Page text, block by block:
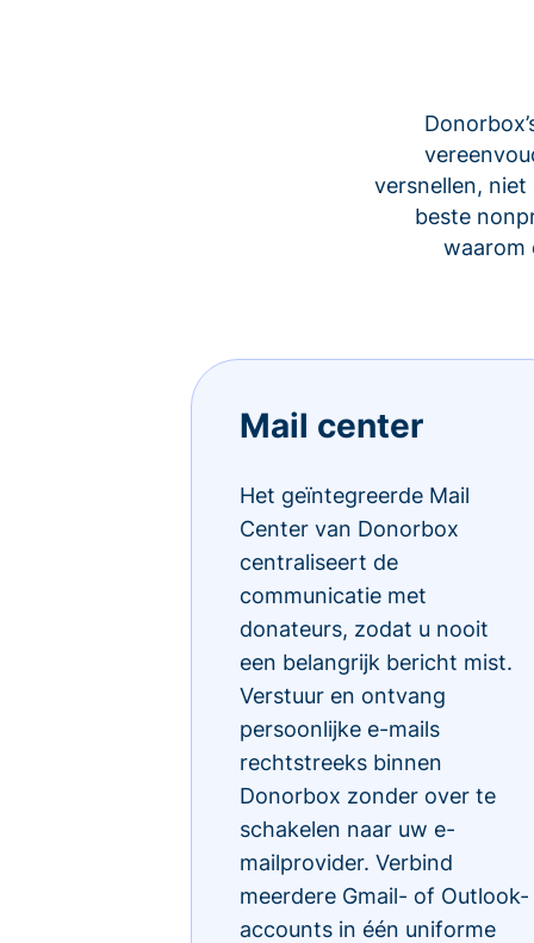
versnellen,
beste
waarom
Mail center
Het geïntegreerde Mail
Center van Donorbox
centraliseert de
communicatie met
donateurs, zodat u nooit
een belangrijk bericht mist.
Verstuur en ontvang
persoonlijke e-mails
rechtstreeks binnen
Donorbox zonder over te
schakelen naar uw e-
mailprovider. Verbind
meerdere Gmail- of Outlook-
accounts in één uniforme